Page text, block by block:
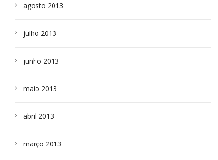
agosto 2013
julho 2013
junho 2013
maio 2013
abril 2013
março 2013